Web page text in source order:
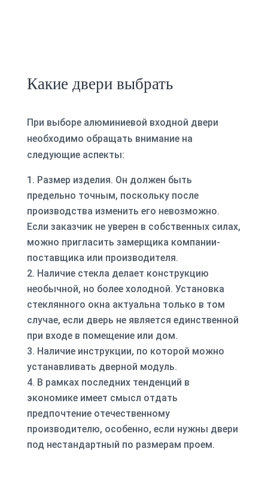
Какие двери выбрать
При выборе алюминиевой входной двери
необходимо обращать внимание на
следующие аспекты:
Размер изделия. Он должен быть
предельно точным, поскольку после
производства изменить его невозможно.
Если заказчик не уверен в собственных силах,
можно пригласить замерщика компании-
поставщика или производителя.
Наличие стекла делает конструкцию
необычной, но более холодной. Установка
стеклянного окна актуальна только в том
случае, если дверь не является единственной
при входе в помещение или дом.
Наличие инструкции, по которой можно
устанавливать дверной модуль.
В рамках последних тенденций в
экономике имеет смысл отдать
предпочтение отечественному
производителю, особенно, если нужны двери
под нестандартный по размерам проем.